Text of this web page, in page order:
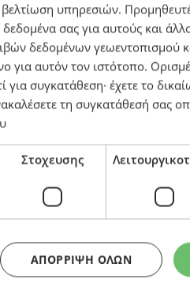
υπηρεσιών.
δεδομένα σας για αυτούς και
δεδομένων γεωεντοπισμού
για αυτόν τον ιστότοπο.
συγκατάθεση· έχετε το
τη συγκατάθεσή σας
Στοχευσης
ΑΠΌΡΡΙΨΗ ΌΛΩΝ